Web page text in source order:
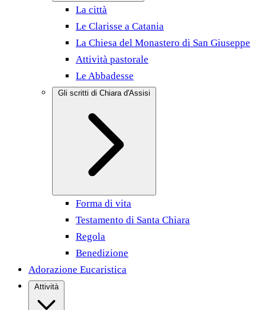
La città
Le Clarisse a Catania
La Chiesa del Monastero di San Giuseppe
Attività pastorale
Le Abbadesse
Forma di vita
Testamento di Santa Chiara
Regola
Benedizione
Adorazione Eucaristica
Attività